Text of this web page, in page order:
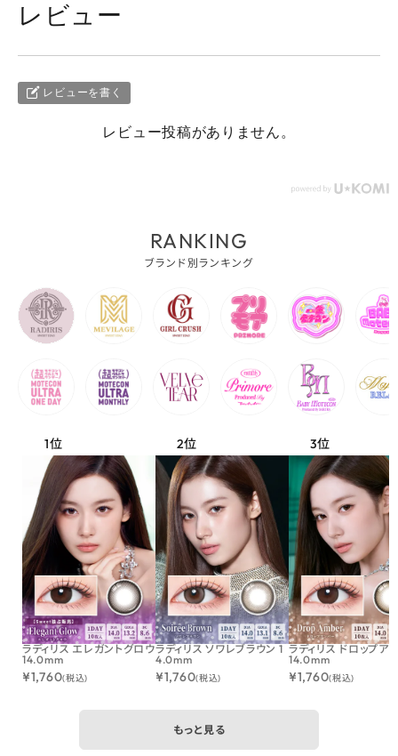
レビュー
レビューを書く
レビュー投稿がありません。
RANKING
ブランド別ランキング
ラディリス エレガントグロウ
14.0mm
¥1,760(税込)
ラディリス ソワレブラウン 1
4.0mm
¥1,760(税込)
ラディリス ドロップア
14.0mm
¥1,760(税込)
もっと見る